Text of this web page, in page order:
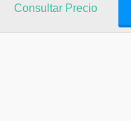
Consultar Precio